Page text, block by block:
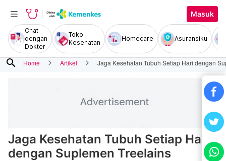
Masuk
Chat
dengan
Dokter
Toko
Kesehatan
Homecare Asuransiku
search Home Artikel Jaga Kesehatan Tubuh Setiap Hari dengan
Jaga Kesehatan Tubuh Setiap Hari
dengan Suplemen Treelains